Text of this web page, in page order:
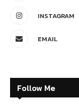
INSTAGRAM
EMAIL
Follow Me